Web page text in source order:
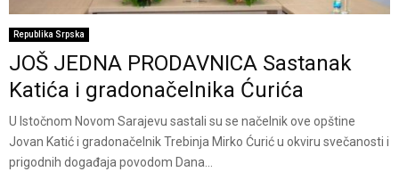
Republika Srpska
JOŠ JEDNA PRODAVNICA Sastanak
Katića i gradonačelnika Ćurića
U Istočnom Novom Sarajevu sastali su se načelnik ove opštine
Jovan Katić i gradonačelnik Trebinja Mirko Ćurić u okviru svečanosti i
prigodnih događaja povodom Dana...